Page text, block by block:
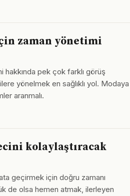
zaman yönetimi
pek çok farklı görüş
yönelmek en sağlıklı yol. Modaya
aranmalı.
kolaylaştıracak
geçirmek için doğru zamanı
de olsa hemen atmak, ilerleyen